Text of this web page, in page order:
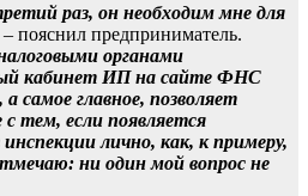
раз, он необходим мне для
– пояснил предприниматель.
органами
кабинет ИП на сайте ФНС
самое главное, позволяет
тем, если появляется
лично, как, к примеру,
ни один мой вопрос не